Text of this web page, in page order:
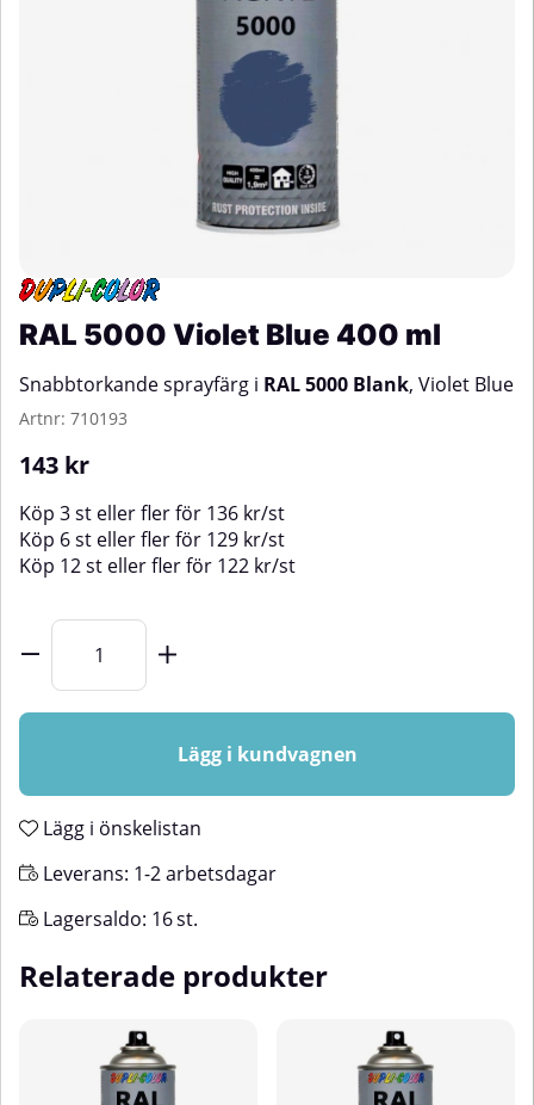
RAL 5000 Violet Blue 400 ml
Snabbtorkande sprayfärg i RAL 5000 Blank, Violet Blue
Artnr: 710193
143 kr
Köp 3 st eller fler för 136 kr/st
Köp 6 st eller fler för 129 kr/st
Köp 12 st eller fler för 122 kr/st
Lägg i kundvagnen
Lägg i önskelistan
Leverans: 1-2 arbetsdagar
Lagersaldo: 16st.
Relaterade produkter